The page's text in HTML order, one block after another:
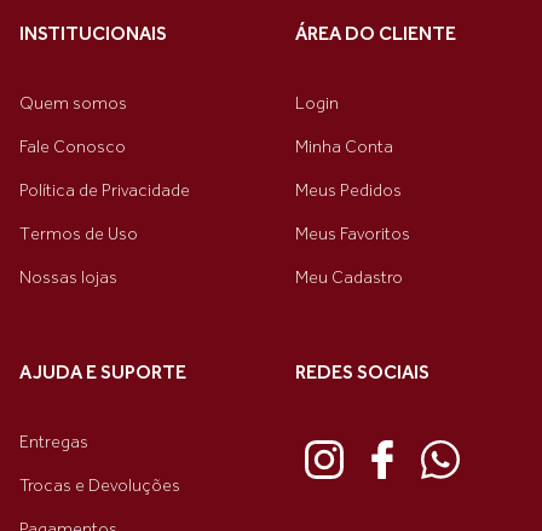
INSTITUCIONAIS
Quem somos
Fale Conosco
Política de Privacidade
Termos de Uso
Nossas lojas
ÁREA DO CLIENTE
Login
Minha Conta
Meus Pedidos
Meus Favoritos
Meu Cadastro
AJUDA E SUPORTE
Entregas
Trocas e Devoluções
REDES SOCIAIS